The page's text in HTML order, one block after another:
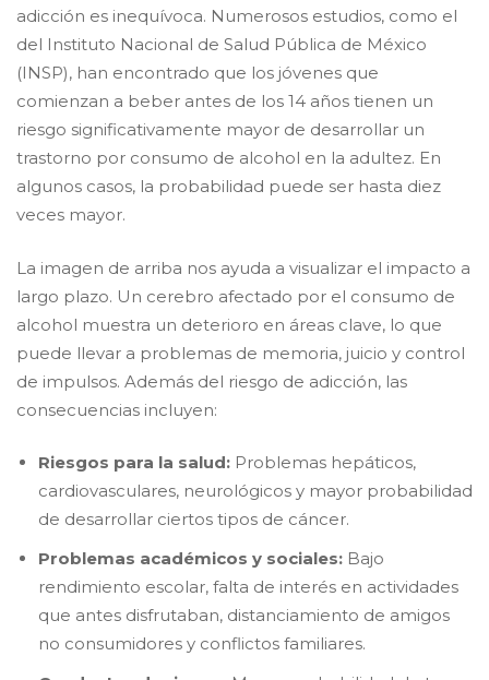
adicción es inequívoca. Numerosos estudios, como el
del Instituto Nacional de Salud Pública de México
(INSP), han encontrado que los jóvenes que
comienzan a beber antes de los 14 años tienen un
riesgo significativamente mayor de desarrollar un
trastorno por consumo de alcohol en la adultez. En
algunos casos, la probabilidad puede ser hasta diez
veces mayor.
​La imagen de arriba nos ayuda a visualizar el impacto a
largo plazo. Un cerebro afectado por el consumo de
alcohol muestra un deterioro en áreas clave, lo que
puede llevar a problemas de memoria, juicio y control
de impulsos. Además del riesgo de adicción, las
consecuencias incluyen:
Riesgos para la salud: Problemas hepáticos,
cardiovasculares, neurológicos y mayor probabilidad
de desarrollar ciertos tipos de cáncer.
Problemas académicos y sociales: Bajo
rendimiento escolar, falta de interés en actividades
que antes disfrutaban, distanciamiento de amigos
no consumidores y conflictos familiares.